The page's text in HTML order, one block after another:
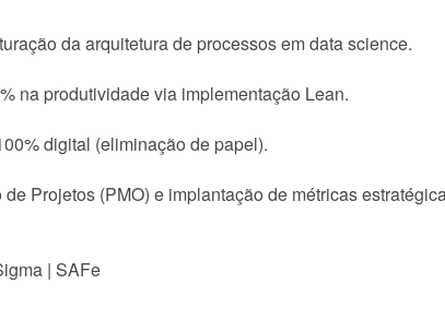
da arquitetura de processos em data science.
na produtividade via implementação Lean.
digital (eliminação de papel).
Projetos (PMO) e implantação de métricas
| SAFe